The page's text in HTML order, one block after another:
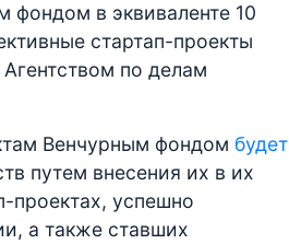
фондом в эквиваленте 10
стартап-проекты
по делам
Венчурным фондом будет
путем внесения их в их
проектах, успешно
а также ставших